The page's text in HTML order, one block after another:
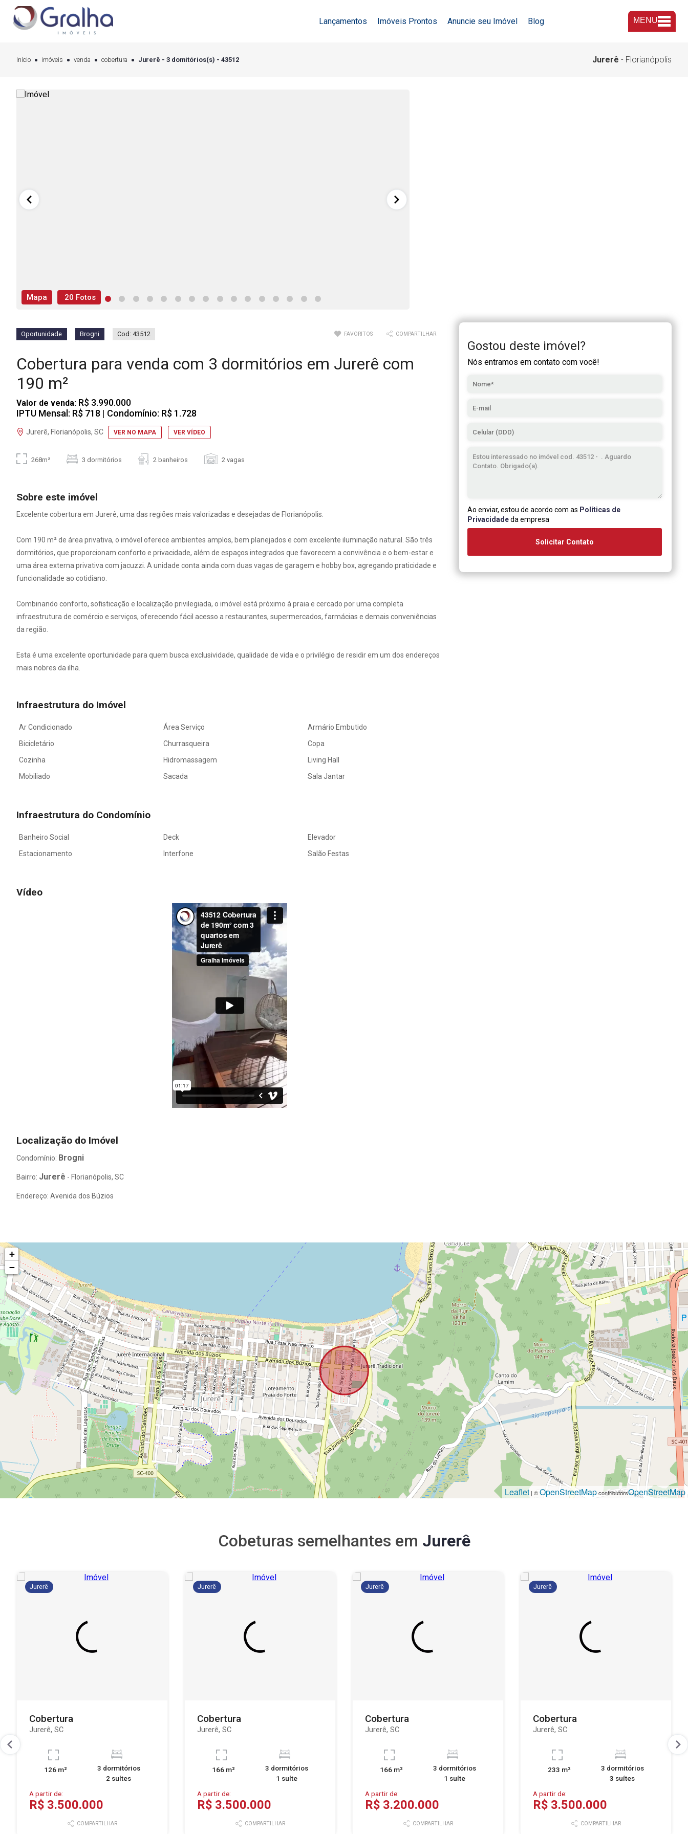
Lançamentos Imóveis Prontos Anuncie seu Imóvel Blog MENU
Início imóveis venda cobertura Jurerê - 3 domitórios(s) - 43512 Jurerê - Florianópolis
Mapa 20 Fotos
Oportunidade Brogni Cod: 43512 FAVORITOS COMPARTILHAR
Cobertura para venda com 3 dormitórios em Jurerê com
190 m²
Valor de venda: R$ 3.990.000
IPTU Mensal: R$ 718 | Condomínio: R$ 1.728
Jurerê, Florianópolis, SC VER NO MAPA VER VÍDEO
268m² 3 dormitórios 2 banheiros 2 vagas
Sobre este imóvel
Excelente cobertura em Jurerê, uma das regiões mais valorizadas e desejadas de Florianópolis.
Com 190 m² de área privativa, o imóvel oferece ambientes amplos, bem planejados e com excelente iluminação natural. São três
dormitórios, que proporcionam conforto e privacidade, além de espaços integrados que favorecem a convivência e o bem-estar e
uma área externa privativa com jacuzzi. A unidade conta ainda com duas vagas de garagem e hobby box, agregando praticidade e
funcionalidade ao cotidiano.
Combinando conforto, sofisticação e localização privilegiada, o imóvel está próximo à praia e cercado por uma completa
infraestrutura de comércio e serviços, oferecendo fácil acesso a restaurantes, supermercados, farmácias e demais conveniências
da região.
Esta é uma excelente oportunidade para quem busca exclusividade, qualidade de vida e o privilégio de residir em um dos endereços
mais nobres da ilha.
Infraestrutura do Imóvel
Ar Condicionado Área Serviço
Armário Embutido
Bicicletário
Churrasqueira
Copa
Cozinha
Hidromassagem
Living Hall
Mobiliado
Sacada Sala Jantar
Infraestrutura do Condomínio
Banheiro Social Deck
Elevador
Estacionamento
Interfone Salão Festas
Vídeo
Localização do Imóvel
Condomínio: Brogni
Bairro: Jurerê - Florianópolis, SC
Endereço: Avenida dos Búzios
Gostou deste imóvel?
Nós entramos em contato com você!
Ao enviar, estou de acordo com as Políticas de
Privacidadeda empresa
Solicitar Contato
+
−
Leaflet | ©OpenStreetMapcontributorsOpenStreetMap
Cobeturas semelhantes em Jurerê
Jurerê
Cobertura
Jurerê, SC
126 m²
3 dormitórios
2 suítes
A partir de:
R$ 3.500.000
COMPARTILHAR
Jurerê
Cobertura
Jurerê, SC
166 m²
3 dormitórios
1 suíte
A partir de:
R$ 3.500.000
COMPARTILHAR
Jurerê
Cobertura
Jurerê, SC
166 m²
3 dormitórios
1 suíte
A partir de:
R$ 3.200.000
COMPARTILHAR
Jurerê
Cobertura
Jurerê, SC
233 m²
3 dormitórios
3 suítes
A partir de:
R$ 3.500.000
COMPARTILHAR